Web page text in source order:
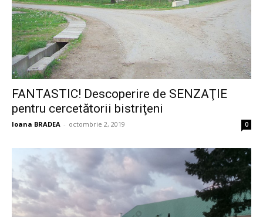
FANTASTIC! Descoperire de SENZAŢIE
pentru cercetătorii bistriţeni
Ioana BRADEA - octombrie 2, 2019 0